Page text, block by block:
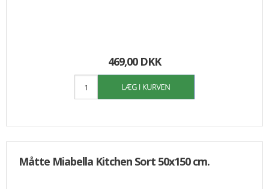
469,00 DKK
Måtte Miabella Kitchen Sort 50x150 cm.